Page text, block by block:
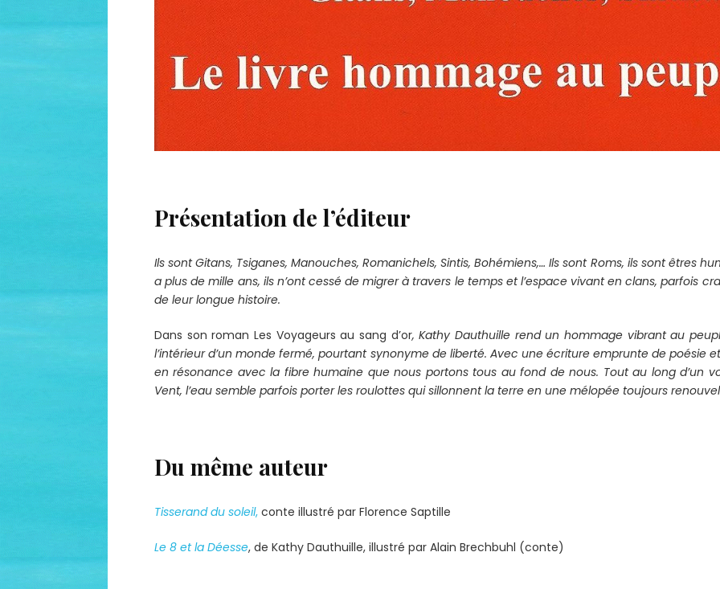
Présentation de l’éditeur
Ils sont Gitans, Tsiganes, Manouches, Romanichels,Sintis, Bohémiens,… Ils sont Roms, ils sontêtres
a plus de mille ans, ils n’ont cessé de migrer à travers le temps et l’espace vivant en clans, parfois
de leur longue histoire.
Dans son roman Les Voyageurs au sang d’or, Kathy Dauthuille rend un hommage vibrant au
l’intérieur d’un monde fermé, pourtant synonyme de liberté. Avec une écriture emprunte de poésie
en résonance avec la fibre humaine que nous portons tous au fond de nous. Tout au long d’un
Vent, l’eau semble parfois porter les roulottes qui sillonnent la terre en une mélopée toujours
Du même auteur
Tisserand du soleil, conte illustré par Florence Saptille
Le 8 et la Déesse, de Kathy Dauthuille, illustré par Alain Brechbuhl (conte)